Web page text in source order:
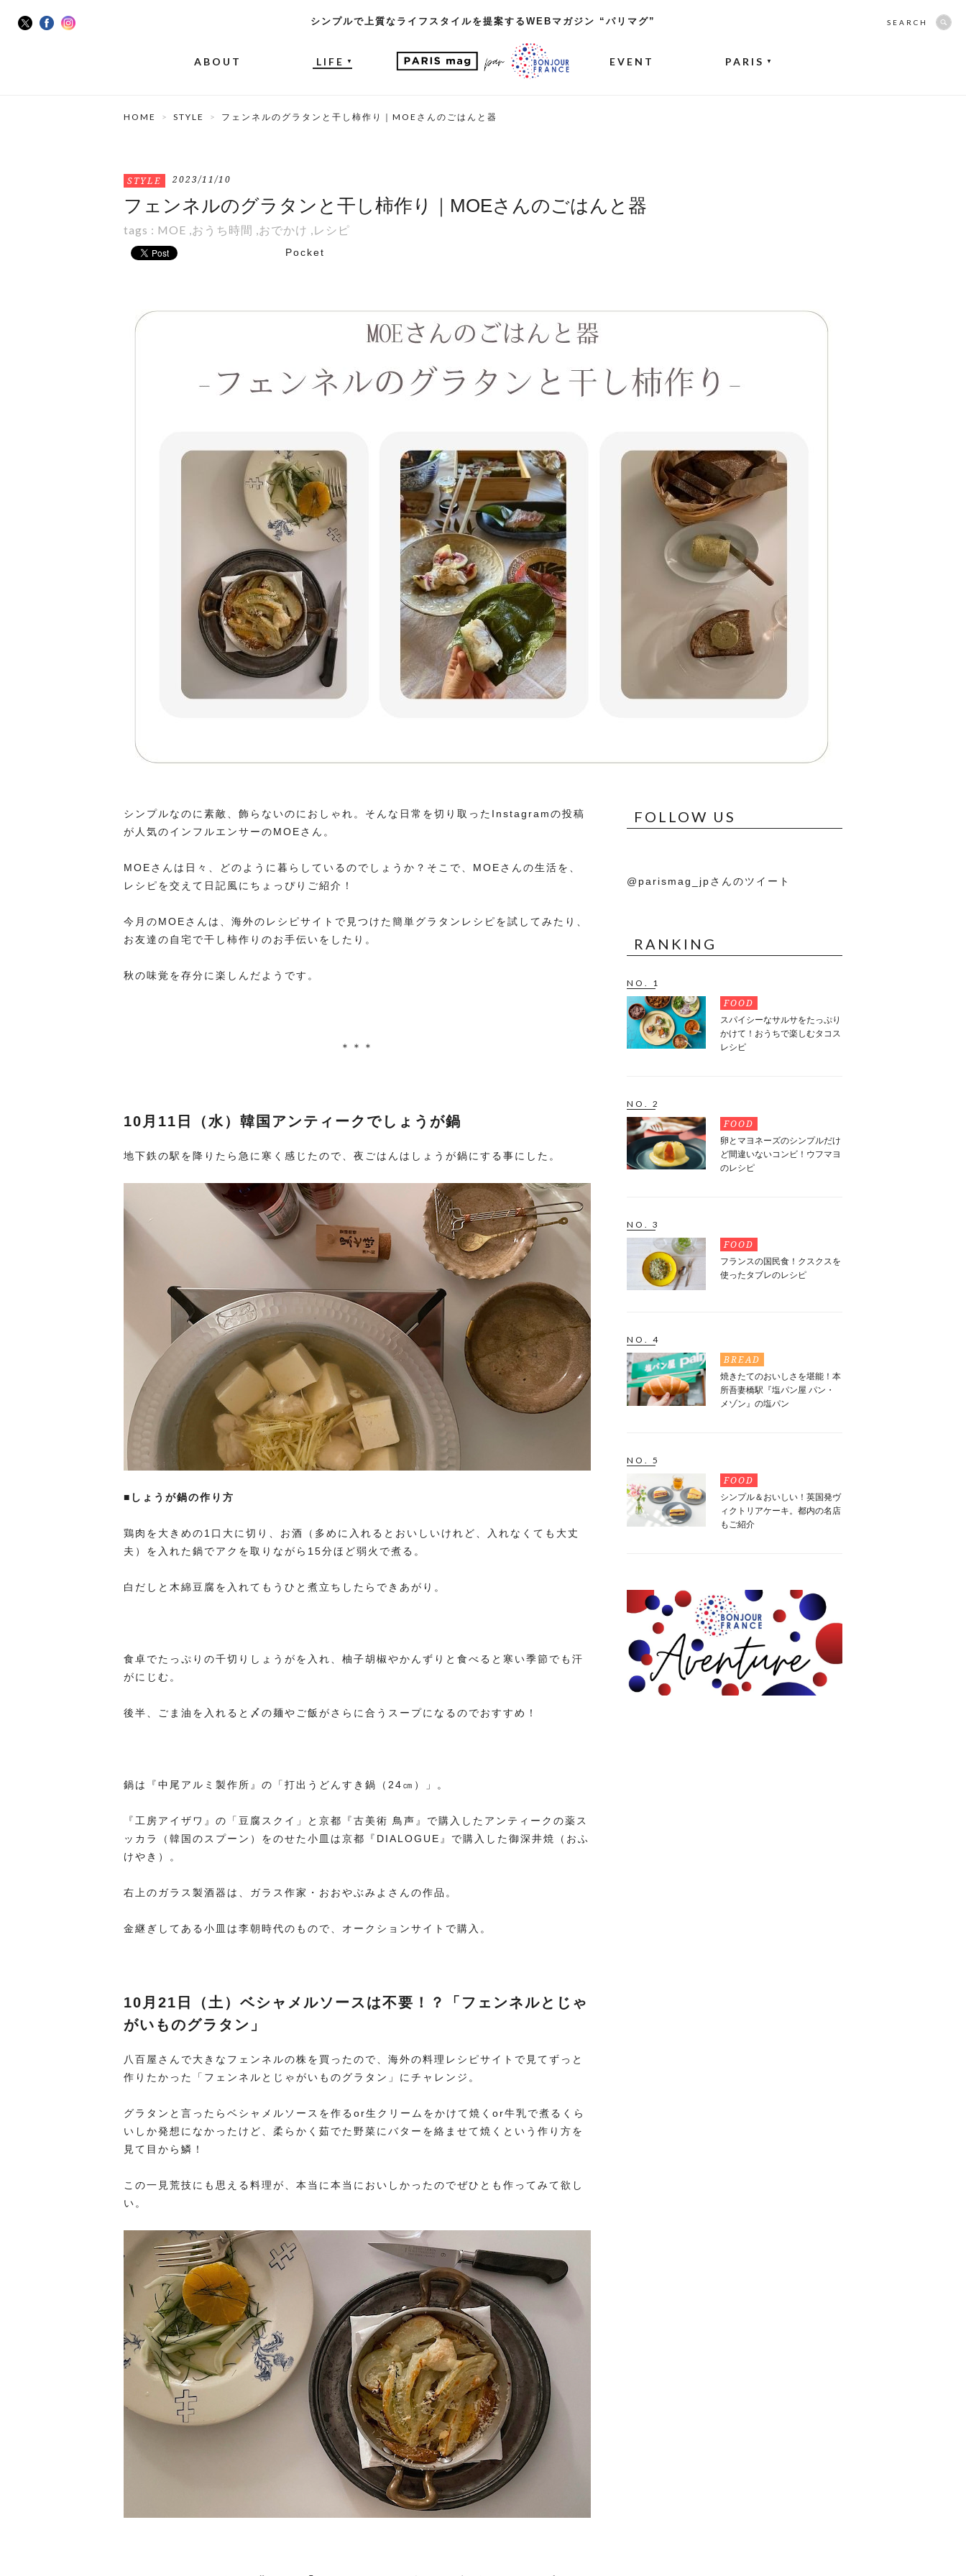
シンプルで上質なライフスタイルを提案するWEBマガジン “パリマグ”
ABOUT LIFE ▼ EVENT PARIS ▼
SEARCH
HOME STYLE フェンネルのグラタンと干し柿作り｜MOEさんのごはんと器
STYLE 2023/11/10
フェンネルのグラタンと干し柿作り｜MOEさんのごはんと器
tags : MOE ,おうち時間 ,おでかけ ,レシピ
Pocket
シンプルなのに素敵、飾らないのにおしゃれ。そんな日常を切り取ったInstagramの投稿
が人気のインフルエンサーのMOEさん。
MOEさんは日々、どのように暮らしているのでしょうか？そこで、MOEさんの生活を、
レシピを交えて日記風にちょっぴりご紹介！
今月のMOEさんは、海外のレシピサイトで見つけた簡単グラタンレシピを試してみたり、
お友達の自宅で干し柿作りのお手伝いをしたり。
秋の味覚を存分に楽しんだようです。
＊＊＊
10月11日（水）韓国アンティークでしょうが鍋
地下鉄の駅を降りたら急に寒く感じたので、夜ごはんはしょうが鍋にする事にした。
■しょうが鍋の作り方
鶏肉を大きめの1口大に切り、お酒（多めに入れるとおいしいけれど、入れなくても大丈
夫）を入れた鍋でアクを取りながら15分ほど弱火で煮る。
白だしと木綿豆腐を入れてもうひと煮立ちしたらできあがり。
食卓でたっぷりの千切りしょうがを入れ、柚子胡椒やかんずりと食べると寒い季節でも汗
がにじむ。
後半、ごま油を入れると〆の麺やご飯がさらに合うスープになるのでおすすめ！
鍋は『中尾アルミ製作所』の「打出うどんすき鍋（24㎝）」。
『工房アイザワ』の「豆腐スクイ」と京都『古美術 鳥声』で購入したアンティークの薬ス
ッカラ（韓国のスプーン）をのせた小皿は京都『DIALOGUE』で購入した御深井焼（おふ
けやき）。
右上のガラス製酒器は、ガラス作家・おおやぶみよさんの作品。
金継ぎしてある小皿は李朝時代のもので、オークションサイトで購入。
10月21日（土）ベシャメルソースは不要！？「フェンネルとじゃ
がいものグラタン」
八百屋さんで大きなフェンネルの株を買ったので、海外の料理レシピサイトで見てずっと
作りたかった「フェンネルとじゃがいものグラタン」にチャレンジ。
グラタンと言ったらベシャメルソースを作るor生クリームをかけて焼くor牛乳で煮るくら
いしか発想になかったけど、柔らかく茹でた野菜にバターを絡ませて焼くという作り方を
見て目から鱗！
この一見荒技にも思える料理が、本当に本当においしかったのでぜひとも作ってみて欲し
い。
FOLLOW US
@parismag_jpさんのツイート
RANKING
NO. 1
FOOD
スパイシーなサルサをたっぷり
かけて！おうちで楽しむタコス
レシピ
NO. 2
FOOD
卵とマヨネーズのシンプルだけ
ど間違いないコンビ！ウフマヨ
のレシピ
NO. 3
FOOD
フランスの国民食！クスクスを
使ったタブレのレシピ
NO. 4
BREAD
焼きたてのおいしさを堪能！本
所吾妻橋駅『塩パン屋 パン・
メゾン』の塩パン
NO. 5
FOOD
シンプル＆おいしい！英国発ヴ
ィクトリアケーキ。都内の名店
もご紹介